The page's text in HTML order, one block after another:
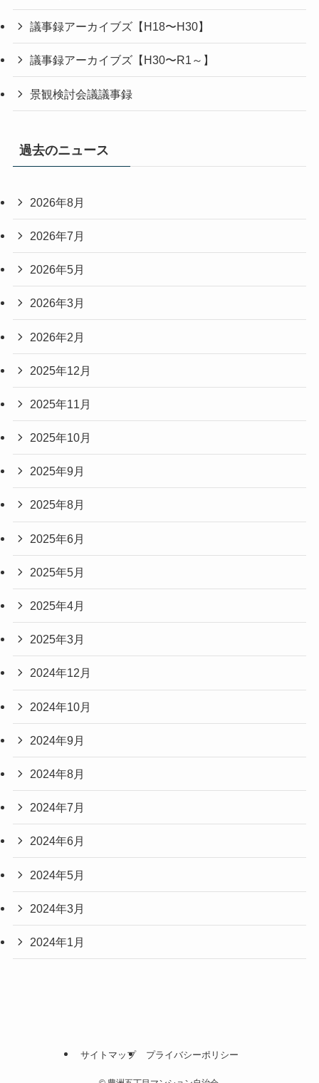
議事録アーカイブズ【H18〜H30】
議事録アーカイブズ【H30〜R1～】
景観検討会議議事録
過去のニュース
2026年8月
2026年7月
2026年5月
2026年3月
2026年2月
2025年12月
2025年11月
2025年10月
2025年9月
2025年8月
2025年6月
2025年5月
2025年4月
2025年3月
2024年12月
2024年10月
2024年9月
2024年8月
2024年7月
2024年6月
2024年5月
2024年3月
2024年1月
サイトマップ プライバシーポリシー